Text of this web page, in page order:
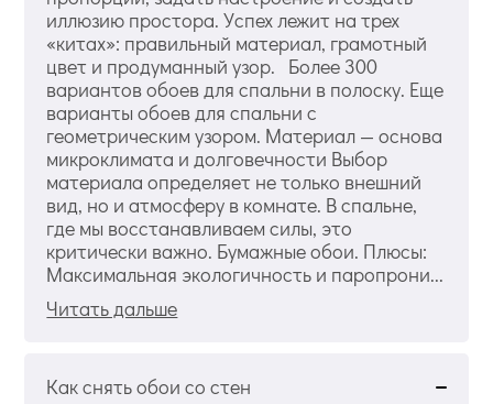
иллюзию простора. Успех лежит на трех
«китах»: правильный материал, грамотный
цвет и продуманный узор. Более 300
вариантов обоев для спальни в полоску. Еще
варианты обоев для спальни с
геометрическим узором. Материал — основа
микроклимата и долговечности Выбор
материала определяет не только внешний
вид, но и атмосферу в комнате. В спальне,
где мы восстанавливаем силы, это
критически важно. Бумажные обои. Плюсы:
Максимальная экологичность и паропрони...
Читать дальше
Как снять обои со стен